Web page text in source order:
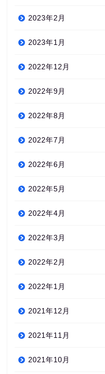
2023年2月
2023年1月
2022年12月
2022年9月
2022年8月
2022年7月
2022年6月
2022年5月
2022年4月
2022年3月
2022年2月
2022年1月
2021年12月
2021年11月
2021年10月